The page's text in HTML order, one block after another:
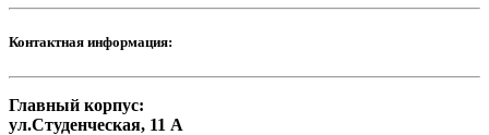
Контактная информация:
Главный корпус:
ул.Студенческая, 11 А